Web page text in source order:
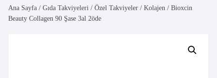
Ana Sayfa /Gıda Takviyeleri /Özel Takviyeler /Kolajen / Bioxcin
Beauty Collagen 90 Şase 3al 2öde